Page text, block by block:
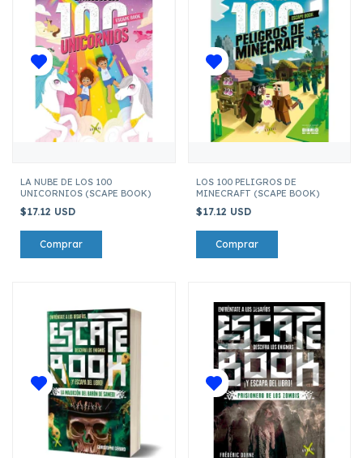
LA NUBE DE LOS 100
UNICORNIOS (SCAPE BOOK)
$17.12 USD
LOS 100 PELIGROS DE
MINECRAFT (SCAPE BOOK)
$17.12 USD